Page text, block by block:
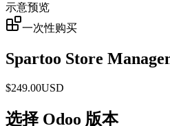
示意预览
一次性购买
Spartoo Store
$249.00USD
选择 Odoo 版本